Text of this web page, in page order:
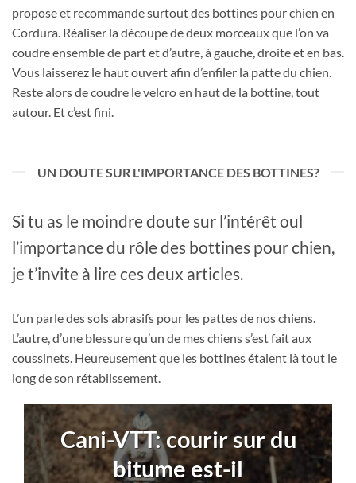
propose et recommande surtout des bottines pour chien en
Cordura. Réaliser la découpe de deux morceaux que l’on va
coudre ensemble de part et d’autre, à gauche, droite et en bas.
Vous laisserez le haut ouvert afin d’enfiler la patte du chien.
Reste alors de coudre le velcro en haut de la bottine, tout
autour. Et c’est fini.
UN DOUTE SUR L'IMPORTANCE DES BOTTINES?
Si tu as le moindre doute sur l’intérêt oul
l’importance du rôle des bottines pour chien,
je t’invite à lire ces deux articles.
L’un parle des sols abrasifs pour les pattes de nos chiens.
L’autre, d’une blessure qu’un de mes chiens s’est fait aux
coussinets. Heureusement que les bottines étaient là tout le
long de son rétablissement.
Cani-VTT: courir sur du
bitume est-il